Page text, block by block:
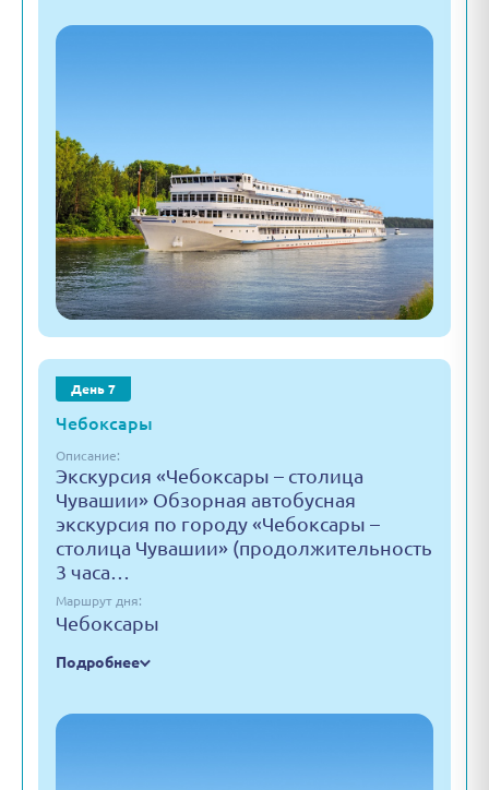
День 7
Чебоксары
Описание:
Экскурсия «Чебоксары – столица
Чувашии» Обзорная автобусная
экскурсия по городу «Чебоксары –
столица Чувашии» (продолжительность
3 часа…
Маршрут дня:
Чебоксары
Подробнее